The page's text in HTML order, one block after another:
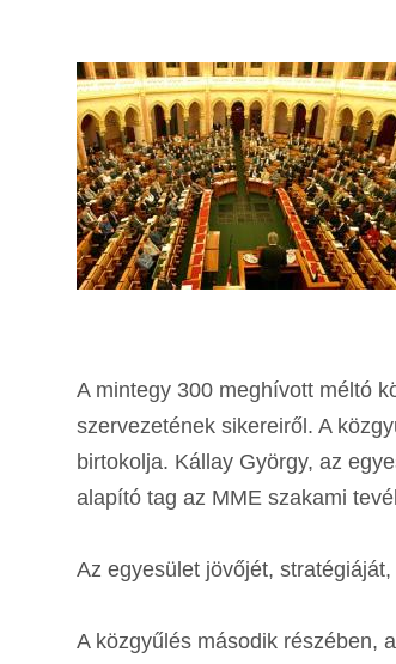
A mintegy 300 meghívott méltó
szervezetének sikereiről. A
birtokolja. Kállay György, az
alapító tag az MME szakami
Az egyesület jövőjét,
A közgyűlés második részében,